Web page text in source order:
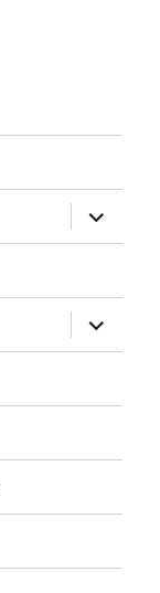
anzeigen
anzeigen